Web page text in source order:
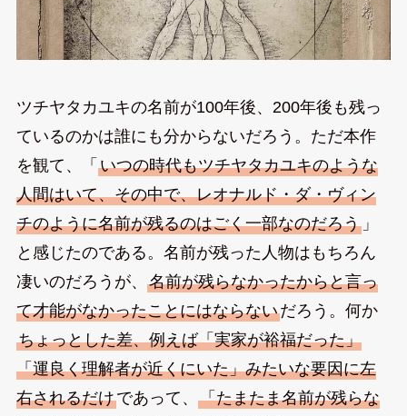
ツチヤタカユキの名前が100年後、200年後も残っ
ているのかは誰にも分からないだろう。ただ本作
を観て、「 いつの時代もツチヤタカユキのような
人間はいて、その中で、レオナルド・ダ・ヴィン
チのように名前が残るのはごく一部なのだろう」
と感じたのである。名前が残った人物はもちろん
凄いのだろうが、 名前が残らなかったからと言っ
て才能がなかったことにはならないだろう。何か
ちょっとした差、例えば「実家が裕福だった」
「運良く理解者が近くにいた」みたいな要因に左
右されるだけであって、 「たまたま名前が残らな